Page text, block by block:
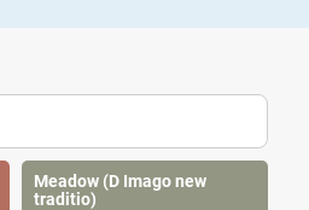
Meadow (D Imago new
traditio)